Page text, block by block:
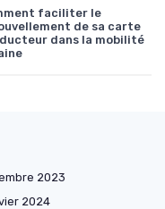
faciliter le
de sa carte
dans la mobilité
2023
2024